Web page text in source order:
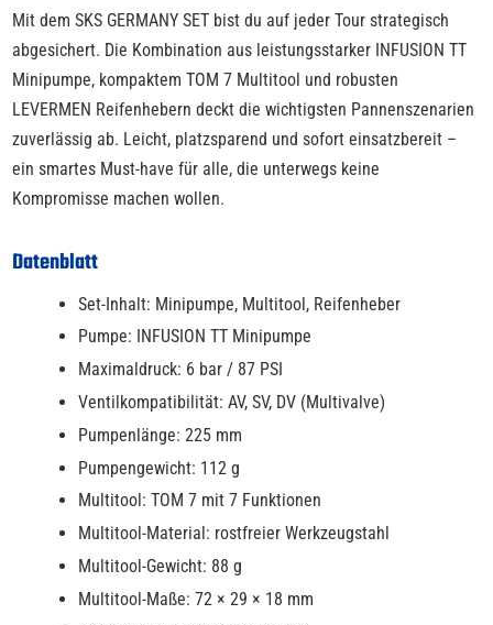
Mit dem SKS GERMANY SET bist du auf jeder Tour strategisch
abgesichert. Die Kombination aus leistungsstarker INFUSION TT
Minipumpe, kompaktem TOM 7 Multitool und robusten
LEVERMEN Reifenhebern deckt die wichtigsten Pannenszenarien
zuverlässig ab. Leicht, platzsparend und sofort einsatzbereit –
ein smartes Must-have für alle, die unterwegs keine
Kompromisse machen wollen.
Datenblatt
Set-Inhalt: Minipumpe, Multitool, Reifenheber
Pumpe: INFUSION TT Minipumpe
Maximaldruck: 6 bar / 87 PSI
Ventilkompatibilität: AV, SV, DV (Multivalve)
Pumpenlänge: 225 mm
Pumpengewicht: 112 g
Multitool: TOM 7 mit 7 Funktionen
Multitool-Material: rostfreier Werkzeugstahl
Multitool-Gewicht: 88 g
Multitool-Maße: 72 × 29 × 18 mm